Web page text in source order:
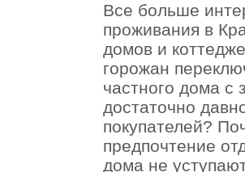
Все больше
проживания в
домов и
горожан
частного дома с
достаточно
покупателей?
предпочтение
дома не